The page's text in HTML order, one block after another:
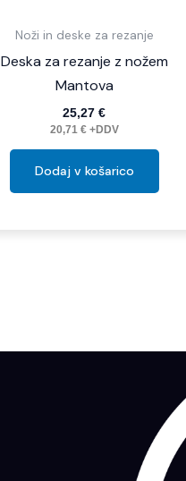
Noži in deske za rezanje
Deska za rezanje z nožem
Mantova
25,27€
20,71 €+DDV
Dodaj v košarico